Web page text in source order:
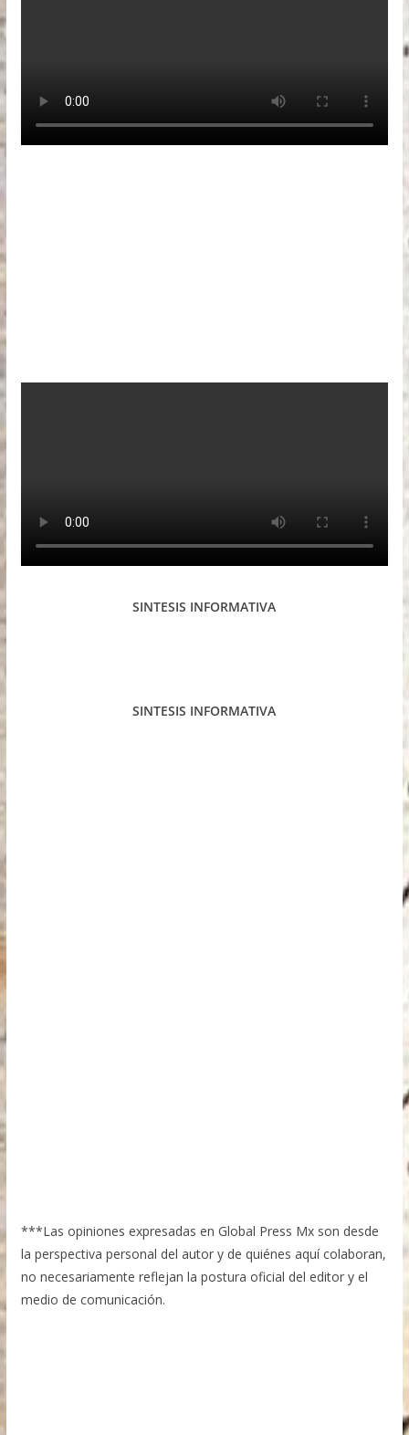
SINTESIS INFORMATIVA
SINTESIS INFORMATIVA
***Las opiniones expresadas en Global Press Mx son desde
la perspectiva personal del autor y de quiénes aquí colaboran,
no necesariamente reflejan la postura oficial del editor y el
medio de comunicación.